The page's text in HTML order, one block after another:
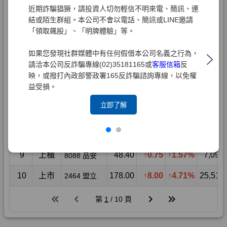
近期詐騙猖獗，請投資人切勿輕信不明來電、簡訊、連
結或陌生群組。本公司不會以電話、簡訊或LINE邀請
「領取飆股」、「明牌體驗」等。
如果您發現社群媒體中有任何假借本公司名義之行為，
請洽本公司反詐騙專線(02)35181165或客服信箱反
映，或撥打內政部警政署165反詐騙諮詢專線，以免權
益受損。
立即了解